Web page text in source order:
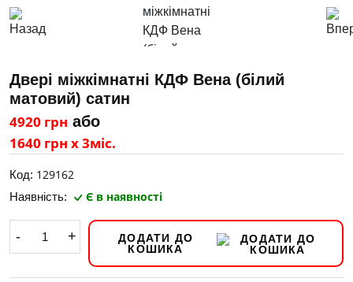
Двері міжкімнатні КДФ Вена (білий
матовий) сатин
4920 грн або
1640 грн х 3міс.
Код: 129162
Наявність: Є в наявності
- +
ДОДАТИ ДО
КОШИКА